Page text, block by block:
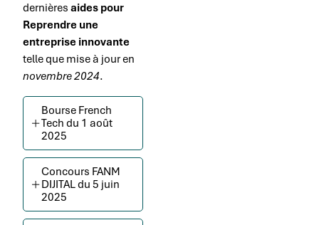
dernières aides pour
Reprendre une
entreprise innovante
telle que mise à jour en
novembre 2024.
Bourse French
Tech du 1 août
2025
Concours FANM
DIJITAL du 5 juin
2025